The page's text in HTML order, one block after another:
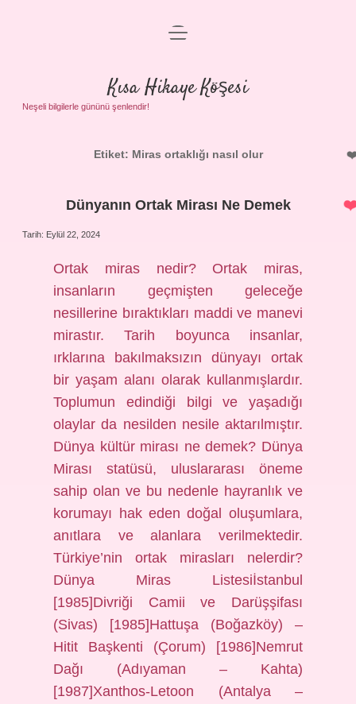
Anasayfa
Yasal Uyarı
menüyü
aç
Kısa Hikaye Köşesi
Neşeli bilgilerle gününü şenlendir!
Etiket: Miras ortaklığı nasıl olur
Dünyanın Ortak Mirası Ne Demek
Tarih: Eylül 22, 2024
Ortak miras nedir? Ortak miras,
insanların geçmişten geleceğe
nesillerine bıraktıkları maddi ve manevi
mirastır. Tarih boyunca insanlar,
ırklarına bakılmaksızın dünyayı ortak
bir yaşam alanı olarak kullanmışlardır.
Toplumun edindiği bilgi ve yaşadığı
olaylar da nesilden nesile aktarılmıştır.
Dünya kültür mirası ne demek? Dünya
Mirası statüsü, uluslararası öneme
sahip olan ve bu nedenle hayranlık ve
korumayı hak eden doğal oluşumlara,
anıtlara ve alanlara verilmektedir.
Türkiye’nin ortak mirasları nelerdir?
Dünya Miras Listesiİstanbul
[1985]Divriği Camii ve Darüşşifası
(Sivas) [1985]Hattuşa (Boğazköy) –
Hitit Başkenti (Çorum) [1986]Nemrut
Dağı (Adıyaman – Kahta)
[1987]Xanthos-Letoon (Antalya –